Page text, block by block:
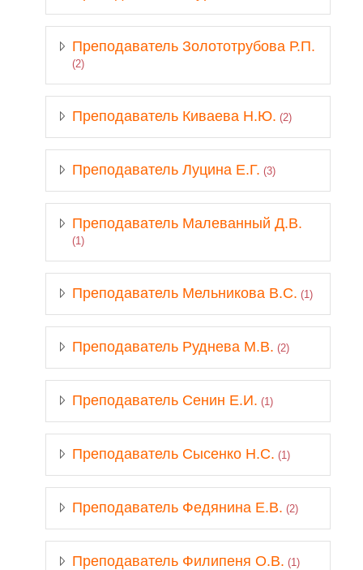
Преподаватель Золототрубова Р.П.
(2)
Преподаватель Киваева Н.Ю. (2)
Преподаватель Луцина Е.Г. (3)
Преподаватель Малеванный Д.В.
(1)
Преподаватель Мельникова В.С. (1)
Преподаватель Руднева М.В. (2)
Преподаватель Сенин Е.И. (1)
Преподаватель Сысенко Н.С. (1)
Преподаватель Федянина Е.В. (2)
Преподаватель Филипеня О.В. (1)